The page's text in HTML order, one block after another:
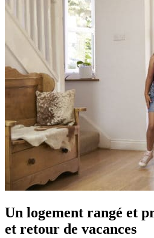
Un logement rangé et
et retour de vacances